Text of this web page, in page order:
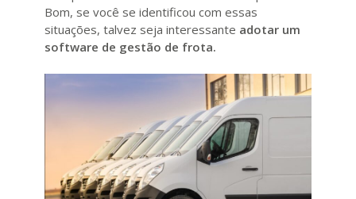
Bom, se você se identificou com essas
situações, talvez seja interessante adotar um
software de gestão de frota.